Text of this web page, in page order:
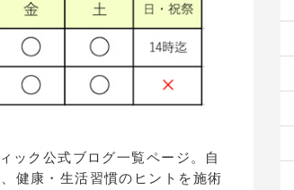
ック公式ブログ一覧ページ。自
健康・生活習慣のヒントを施術